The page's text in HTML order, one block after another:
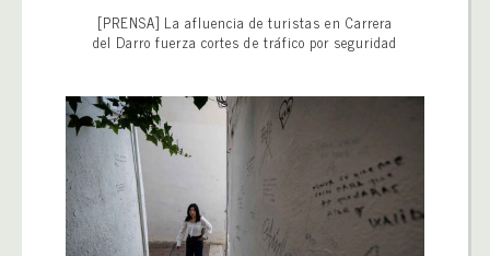
[PRENSA] La afluencia de turistas en Carrera
del Darro fuerza cortes de tráfico por seguridad